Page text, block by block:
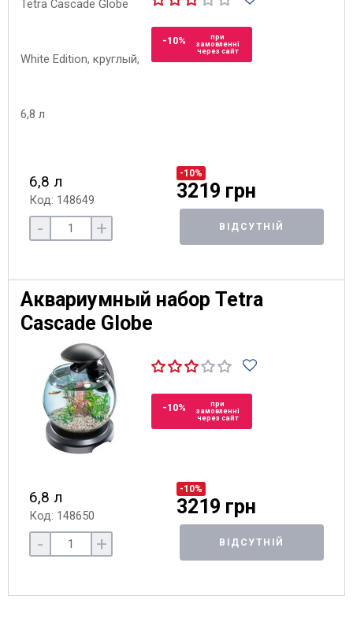
-10%
при
замовленні
через сайт
6,8 л
Код: 148649
-10%
3219 грн
- + ВІДСУТНІЙ
Аквариумный набор Tetra
Cascade Globe
-10%
при
замовленні
через сайт
6,8 л
Код: 148650
-10%
3219 грн
- + ВІДСУТНІЙ